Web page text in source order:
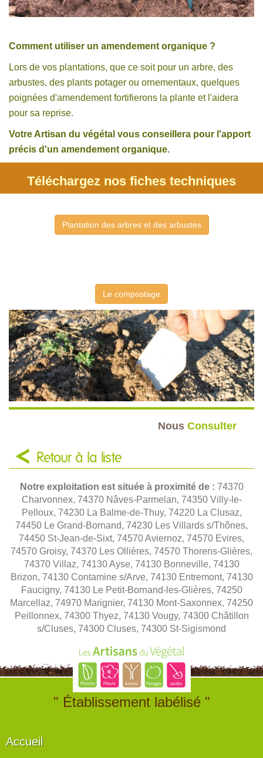
Comment utiliser un amendement organique ?
Lors de vos plantations, que ce soit pour un arbre, des
arbustes, des plants potager ou ornementaux, quelques
poignées d'amendement fortifierons la plante et l'aidera
pour sa reprise.
Votre Artisan du végétal vous conseillera pour l'apport
précis d'un amendement organique.
Téléchargez nos fiches techniques
Plantation des arbres et des arbustes
Le compostage
Nous Consulter
Retour à la liste
Notre exploitation est située à proximité de : 74370
Charvonnex, 74370 Nâves-Parmelan, 74350 Villy-le-
Pelloux, 74230 La Balme-de-Thuy, 74220 La Clusaz,
74450 Le Grand-Bornand, 74230 Les Villards s/Thônes,
74450 St-Jean-de-Sixt, 74570 Aviernoz, 74570 Evires,
74570 Groisy, 74370 Les Ollières, 74570 Thorens-Glières,
74370 Villaz, 74130 Ayse, 74130 Bonneville, 74130
Brizon, 74130 Contamine s/Arve, 74130 Entremont, 74130
Faucigny, 74130 Le Petit-Bornand-les-Glières, 74250
Marcellaz, 74970 Marignier, 74130 Mont-Saxonnex, 74250
Peillonnex, 74300 Thyez, 74130 Vougy, 74300 Châtillon
s/Cluses, 74300 Cluses, 74300 St-Sigismond
" Établissement labélisé "
Accueil